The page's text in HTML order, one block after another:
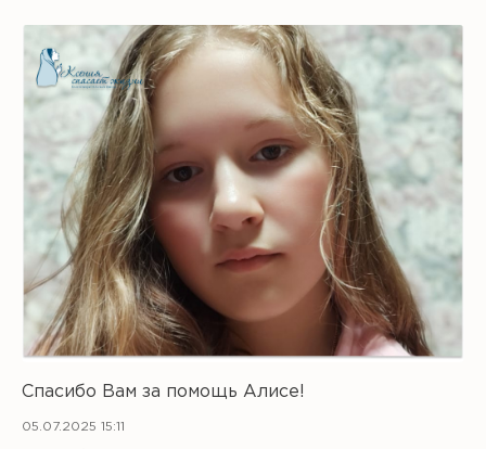
Спасибо Вам за помощь Алисе!
05.07.2025 15:11